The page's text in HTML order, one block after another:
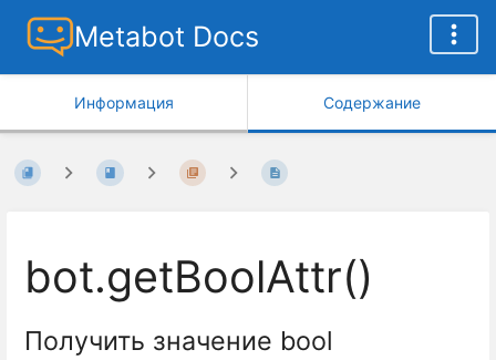
Metabot Docs
Информация Содержание
bot.getBoolAttr()
Получить значение bool